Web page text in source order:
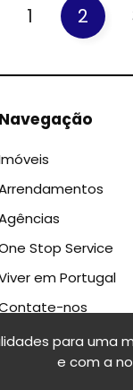
1 2
Navegação
Stop Service
em Portugal
nos
para
e com a